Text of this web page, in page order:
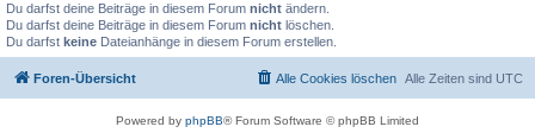
Du darfst deine Beiträge in diesem Forum nicht ändern.
Du darfst deine Beiträge in diesem Forum nicht löschen.
Du darfst keine Dateianhänge in diesem Forum erstellen.
Foren-Übersicht Alle Zeiten sind UTC
Alle Cookies löschen
Powered by phpBB® Forum Software © phpBB Limited